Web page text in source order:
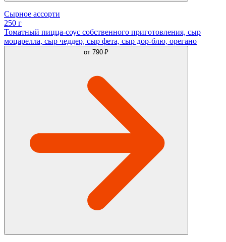
Сырное ассорти
250 г
Томатный пицца-соус собственного приготовления, сыр
моцарелла, сыр чеддер, сыр фета, сыр дор-блю, орегано
от 790 ₽